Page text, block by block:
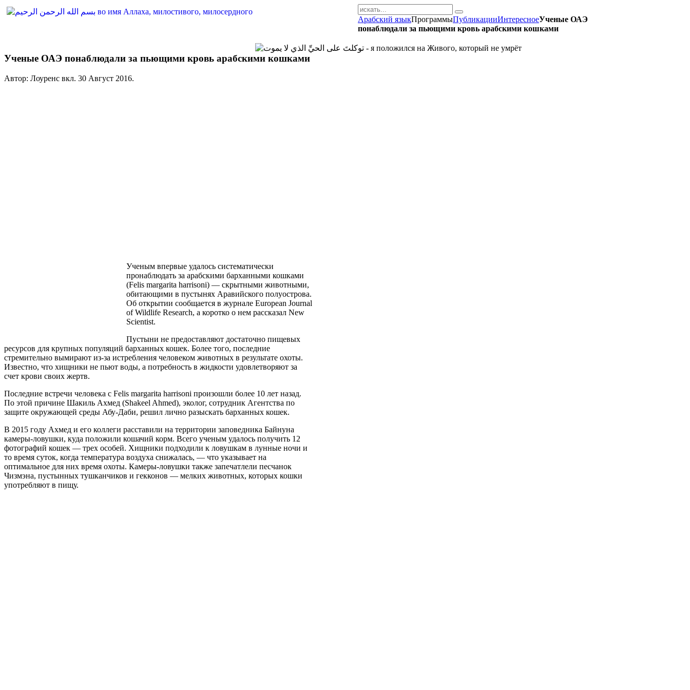
Арабский языкПрограммыПубликацииИнтересноеУченые ОАЭ
понаблюдали за пьющими кровь арабскими кошками
Ученые ОАЭ понаблюдали за пьющими кровь арабскими кошками
Автор: Лоуренс вкл. 30 Август 2016.
Ученым впервые удалось систематически
пронаблюдать за арабскими барханными кошками
(Felis margarita harrisoni) — скрытными животными,
обитающими в пустынях Аравийского полуострова.
Об открытии сообщается в журнале European Journal
of Wildlife Research, а коротко о нем рассказал New
Scientist.
Пустыни не предоставляют достаточно пищевых
ресурсов для крупных популяций барханных кошек. Более того, последние
стремительно вымирают из-за истребления человеком животных в результате охоты.
Известно, что хищники не пьют воды, а потребность в жидкости удовлетворяют за
счет крови своих жертв.
Последние встречи человека с Felis margarita harrisoni произошли более 10 лет назад.
По этой причине Шакиль Ахмед (Shakeel Ahmed), эколог, сотрудник Агентства по
защите окружающей среды Абу-Даби, решил лично разыскать барханных кошек.
В 2015 году Ахмед и его коллеги расставили на территории заповедника Байнуна
камеры-ловушки, куда положили кошачий корм. Всего ученым удалось получить 12
фотографий кошек — трех особей. Хищники подходили к ловушкам в лунные ночи и
то время суток, когда температура воздуха снижалась, — что указывает на
оптимальное для них время охоты. Камеры-ловушки также запечатлели песчанок
Чизмэна, пустынных тушканчиков и гекконов — мелких животных, которых кошки
употребляют в пищу.